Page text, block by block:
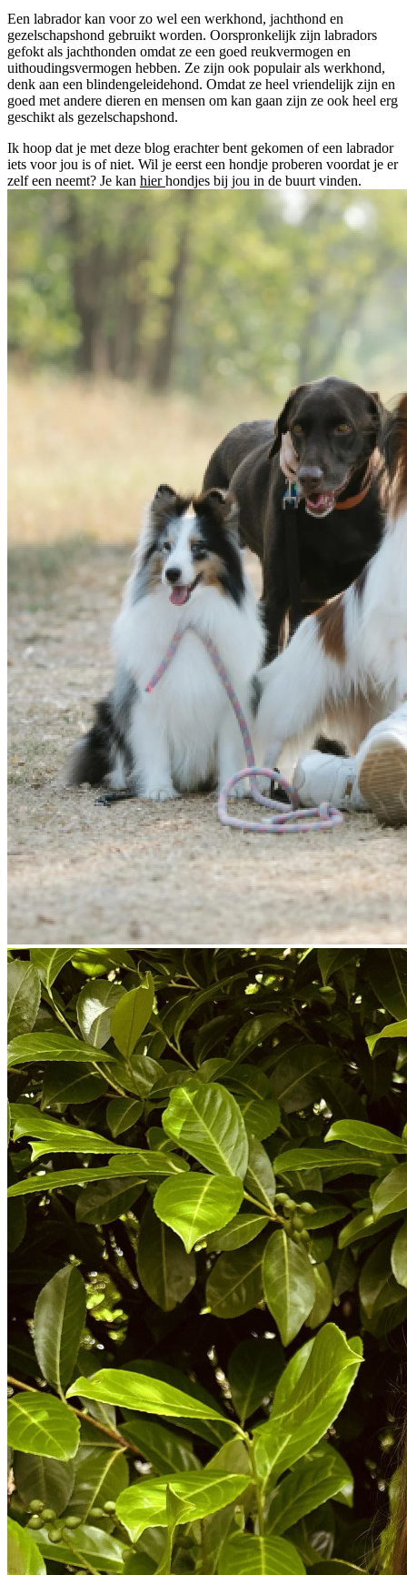
Een labrador kan voor zo wel een werkhond, jachthond en
gezelschapshond gebruikt worden. Oorspronkelijk zijn labradors
gefokt als jachthonden omdat ze een goed reukvermogen en
uithoudingsvermogen hebben. Ze zijn ook populair als werkhond,
denk aan een blindengeleidehond. Omdat ze heel vriendelijk zijn en
goed met andere dieren en mensen om kan gaan zijn ze ook heel erg
geschikt als gezelschapshond.
Ik hoop dat je met deze blog erachter bent gekomen of een labrador
iets voor jou is of niet. Wil je eerst een hondje proberen voordat je er
zelf een neemt? Je kan hierhondjes bij jou in de buurt vinden.